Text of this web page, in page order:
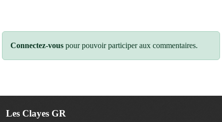
Connectez-vous pour pouvoir participer aux commentaires.
Les Clayes GR